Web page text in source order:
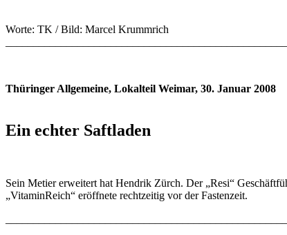
Worte: TK / Bild: Marcel Krummrich
Thüringer Allgemeine, Lokalteil Weimar, 30. Januar 2008
Ein echter Saftladen
Sein Metier erweitert hat Hendrik Zürch. Der „Resi“
„VitaminReich“ eröffnete rechtzeitig vor der Fastenzeit.